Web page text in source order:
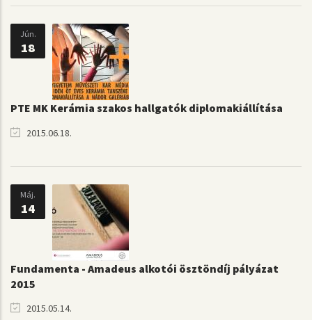
Jún.
18
PTE MK Kerámia szakos hallgatók diplomakiállítása
2015.06.18.
Máj.
14
Fundamenta - Amadeus alkotói ösztöndíj pályázat
2015
2015.05.14.